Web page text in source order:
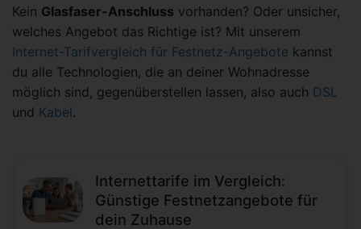
Kein Glasfaser-Anschluss vorhanden? Oder unsicher,
welches Angebot das Richtige ist? Mit unserem
Internet-Tarifvergleich für Festnetz-Angebote kannst
du alle Technologien, die an deiner Wohnadresse
möglich sind, gegenüberstellen lassen, also auch DSL
und Kabel.
Internettarife im Vergleich:
Günstige Festnetzangebote für
dein Zuhause